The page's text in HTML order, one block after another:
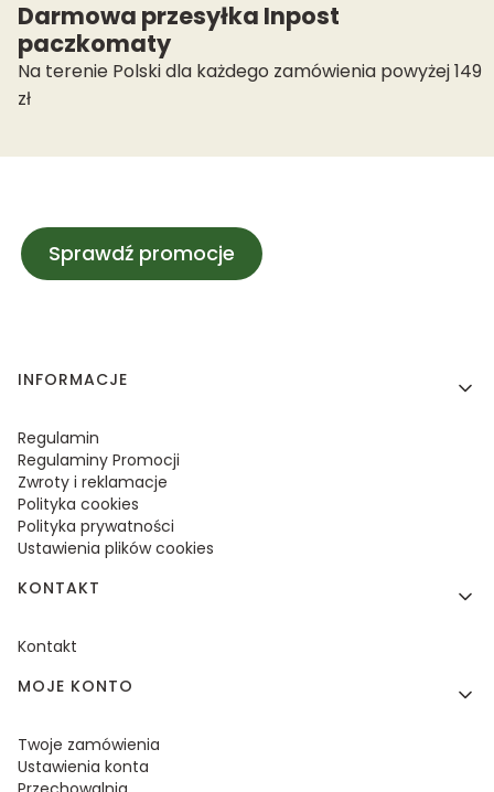
Darmowa przesyłka Inpost
paczkomaty
Na terenie Polski dla każdego zamówienia powyżej 149
zł
Sprawdź promocje
Linki w stopce
INFORMACJE
Regulamin
Regulaminy Promocji
Zwroty i reklamacje
Polityka cookies
Polityka prywatności
Ustawienia plików cookies
KONTAKT
Kontakt
MOJE KONTO
Twoje zamówienia
Ustawienia konta